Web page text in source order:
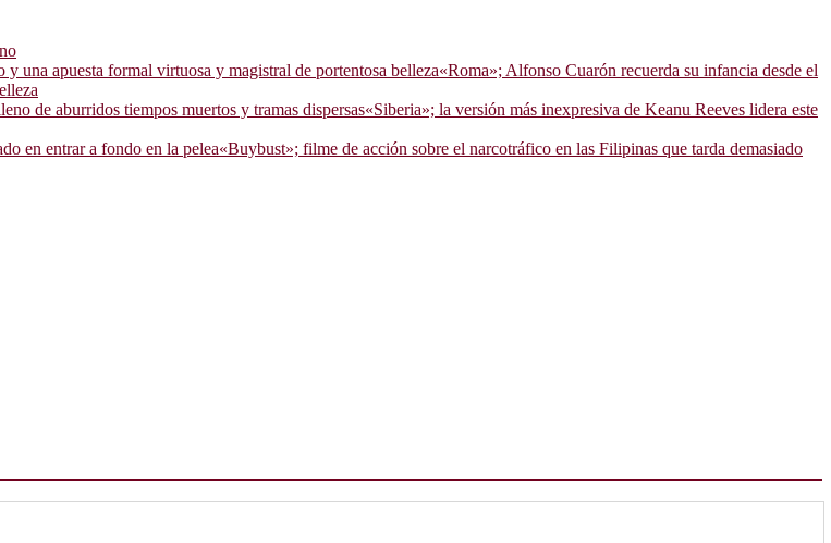
«Roma»; Alfonso Cuarón recuerda su infancia desde el
«Siberia»; la versión más inexpresiva de Keanu Reeves lidera este
«Buybust»; filme de acción sobre el narcotráfico en las Filipinas que tarda demasiado